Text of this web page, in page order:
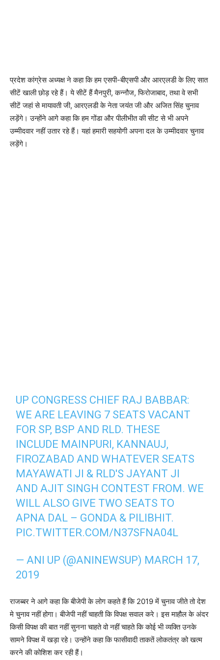
प्रदेश कांग्रेस अध्यक्ष ने कहा कि हम एसपी-बीएसपी और आरएलडी के लिए सात
सीटें खाली छोड़ रहे हैं। ये सीटें हैं मैनपुरी, कन्नौज, फिरोजाबाद, तथा वे सभी
सीटें जहां से मायावती जी, आरएलडी के नेता जयंत जी और अजित सिंह चुनाव
लड़ेंगे। उन्होंने आगे कहा कि हम गोंडा और पीलीभीत की सीट से भी अपने
उम्मीदवार नहीं उतार रहे हैं। यहां हमारी सहयोगी अपना दल के उम्मीदवार चुनाव
लड़ेंगे।
UP CONGRESS CHIEF RAJ BABBAR:
WE ARE LEAVING 7 SEATS VACANT
FOR SP, BSP AND RLD. THESE
INCLUDE MAINPURI, KANNAUJ,
FIROZABAD AND WHATEVER SEATS
MAYAWATI JI & RLD'S JAYANT JI
AND AJIT SINGH CONTEST FROM. WE
WILL ALSO GIVE TWO SEATS TO
APNA DAL – GONDA & PILIBHIT.
PIC.TWITTER.COM/N37SFNA04L
— ANI UP (@ANINEWSUP) MARCH 17,
2019
राजब्बर ने आगे कहा कि बीजेपी के लोग कहते हैं कि 2019 में चुनाव जीते तो देश
मे चुनाव नहीं होगा। बीजेपी नहीं चाहती कि विपक्ष सवाल करे। इस माहौल के अंदर
किसी विपक्ष की बात नहीं सुनना चाहते वो नहीं चाहते कि कोई भी व्यक्ति उनके
सामने विपक्ष में खड़ा रहे। उन्होंने कहा कि फासीवादी ताकतें लोकतंत्र को खत्म
करने की कोशिश कर रही हैं।